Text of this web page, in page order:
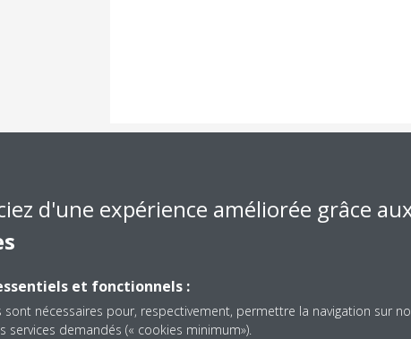
Documentation
d'une expérience améliorée grâce
et fonctionnels :
sont nécessaires pour, respectivement, permettre la navigation sur
services demandés (« cookies minimum»).